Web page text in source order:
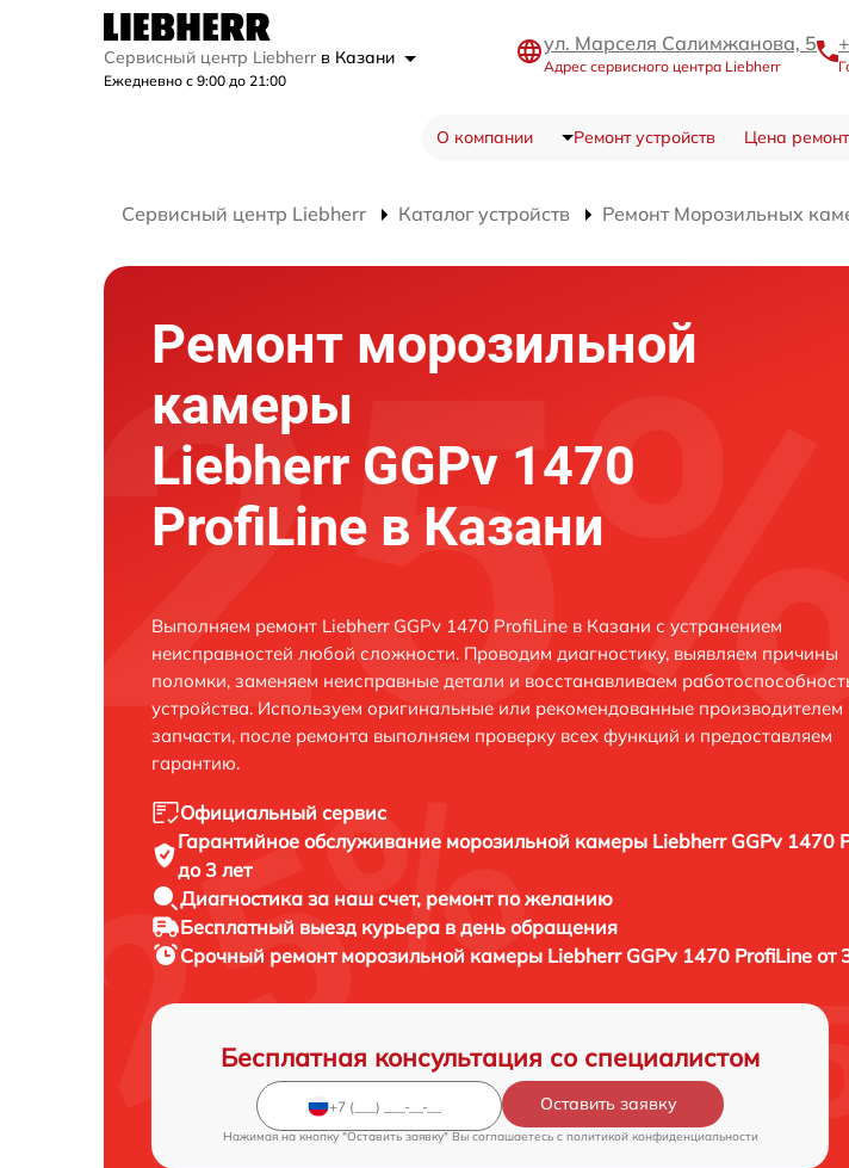
Сервисный центр Liebherr в Казани
Ежедневно с 9:00 до 21:00
ул. Марселя Салимжанова, 5
Адрес сервисного центра Liebherr
О компании Ремонт устройств Цена
Сервисный центр Liebherr Каталог устройств Ремонт Морозильных
Ремонт морозильной
камеры
Liebherr GGPv 1470
ProfiLine в Казани
Выполняем ремонт Liebherr GGPv 1470 ProfiLine в Казани с устранением
неисправностей любой сложности. Проводим диагностику, выявляем причины
поломки, заменяем неисправные детали и восстанавливаем
устройства. Используем оригинальные или рекомендованные производителем
запчасти, после ремонта выполняем проверку всех функций и предоставляем
гарантию.
Официальный сервис
Гарантийное обслуживание морозильной камеры Liebherr GGPv 1470
до 3 лет
Диагностика за наш счет, ремонт по желанию
Бесплатный выезд курьера в день обращения
Срочный ремонт морозильной камеры Liebherr GGPv 1470 ProfiLine от
Бесплатная консультация со специалистом
Оставить заявку
Нажимая на кнопку "Оставить заявку" Вы соглашаетесь c политикой конфиденциальности